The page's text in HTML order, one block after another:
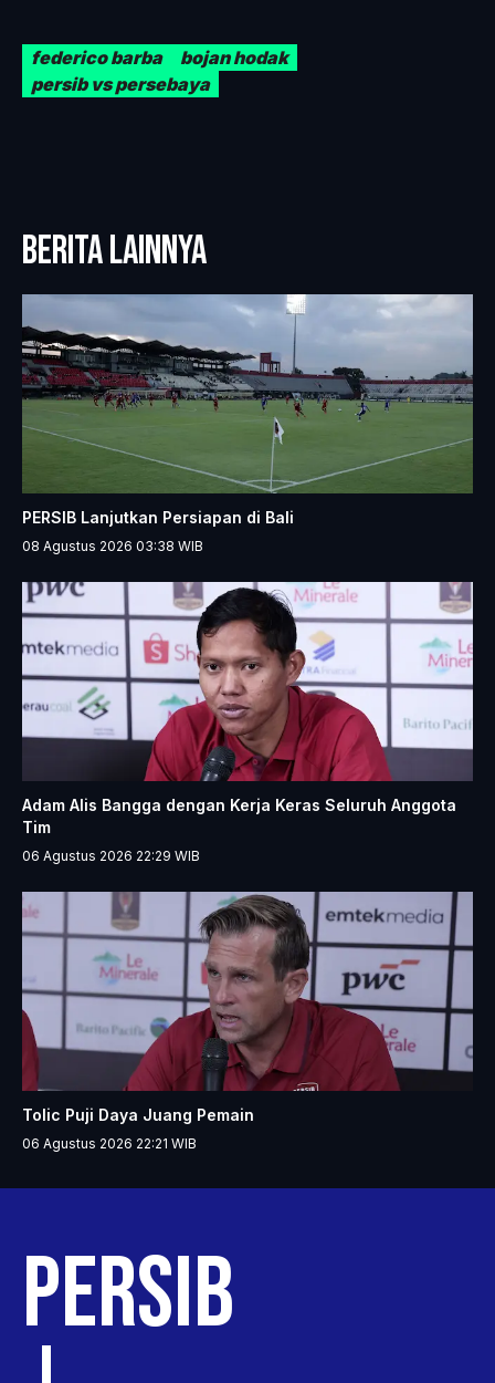
federico barba
bojan hodak
persib vs persebaya
BERITA LAINNYA
PERSIB Lanjutkan Persiapan di Bali
08 Agustus 2026 03:38 WIB
Adam Alis Bangga dengan Kerja Keras Seluruh Anggota
Tim
06 Agustus 2026 22:29 WIB
Tolic Puji Daya Juang Pemain
06 Agustus 2026 22:21 WIB
PE